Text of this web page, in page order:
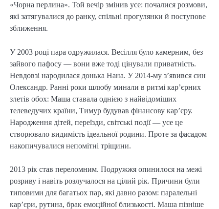
«Чорна перлина». Той вечір змінив усе: почалися розмови,
які затягувалися до ранку, спільні прогулянки й поступове
зближення.
У 2003 році пара одружилася. Весілля було камерним, без
зайвого пафосу — вони вже тоді цінували приватність.
Невдовзі народилася донька Нана. У 2014-му з’явився син
Олександр. Ранні роки шлюбу минали в ритмі кар’єрних
злетів обох: Маша ставала однією з найвідоміших
телеведучих країни, Тимур будував фінансову кар’єру.
Народження дітей, переїзди, світські події — усе це
створювало видимість ідеальної родини. Проте за фасадом
накопичувалися непомітні тріщини.
2013 рік став переломним. Подружжя опинилося на межі
розриву і навіть розлучалося на цілий рік. Причини були
типовими для багатьох пар, які давно разом: паралельні
кар’єри, рутина, брак емоційної близькості. Маша пізніше